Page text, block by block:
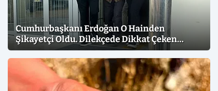
Cumhurbaşkanı Erdoğan O Hainden
Şikayetçi Oldu. Dilekçede Dikkat Çeken
İfadeler